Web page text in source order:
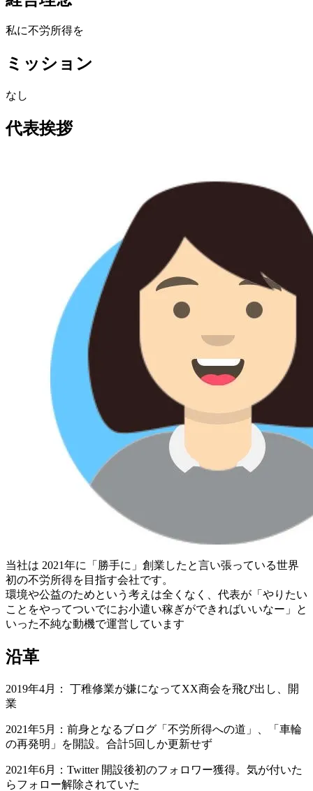
私に不労所得を
ミッション
なし
代表挨拶
当社は 2021年に「勝手に」創業したと言い張っている世界
初の不労所得を目指す会社です。
環境や公益のためという考えは全くなく、代表が「やりたい
ことをやってついでにお小遣い稼ぎができればいいなー」と
いった不純な動機で運営しています
沿革
2019年4月： 丁稚修業が嫌になってXX商会を飛び出し、開
業
2021年5月：前身となるブログ「不労所得への道」、「車輪
の再発明」を開設。合計5回しか更新せず
2021年6月：Twitter 開設後初のフォロワー獲得。気が付いた
らフォロー解除されていた